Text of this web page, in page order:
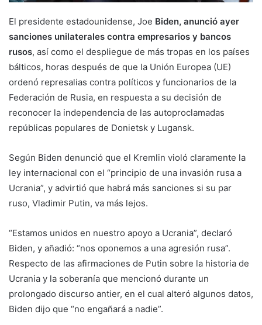
El presidente estadounidense, Joe Biden, anunció ayer
sanciones unilaterales contra empresarios y bancos
rusos, así como el despliegue de más tropas en los países
bálticos, horas después de que la Unión Europea (UE)
ordenó represalias contra políticos y funcionarios de la
Federación de Rusia, en respuesta a su decisión de
reconocer la independencia de las autoproclamadas
repúblicas populares de Donietsk y Lugansk.
Según Biden denunció que el Kremlin violó claramente la
ley internacional con el “principio de una invasión rusa a
Ucrania”, y advirtió que habrá más sanciones si su par
ruso, Vladimir Putin, va más lejos.
“Estamos unidos en nuestro apoyo a Ucrania”, declaró
Biden, y añadió: “nos oponemos a una agresión rusa”.
Respecto de las afirmaciones de Putin sobre la historia de
Ucrania y la soberanía que mencionó durante un
prolongado discurso antier, en el cual alteró algunos datos,
Biden dijo que “no engañará a nadie”.